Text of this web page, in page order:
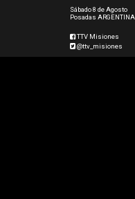
Sábado 8 de Agosto
Posadas ARGENTINA
TTV Misiones
@ttv_misiones